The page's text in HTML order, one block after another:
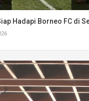
Hadapi Borneo FC di